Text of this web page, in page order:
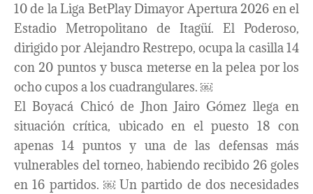
10 de la Liga BetPlay Dimayor Apertura 2026 en el
Estadio Metropolitano de Itagüí. El Poderoso,
dirigido por Alejandro Restrepo, ocupa la casilla 14
con 20 puntos y busca meterse en la pelea por los
ocho cupos a los cuadrangulares. ￼
El Boyacá Chicó de Jhon Jairo Gómez llega en
situación crítica, ubicado en el puesto 18 con
apenas 14 puntos y una de las defensas más
vulnerables del torneo, habiendo recibido 26 goles
en 16 partidos. ￼ Un partido de dos necesidades